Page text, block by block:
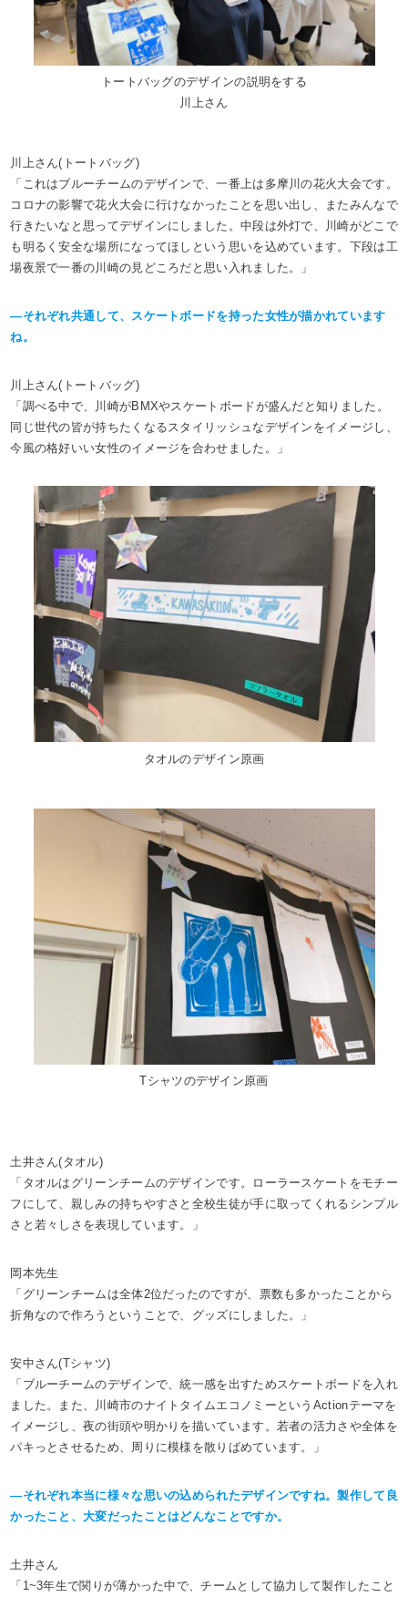
トートバッグのデザインの説明をする
川上さん
川上さん(トートバッグ)
「これはブルーチームのデザインで、一番上は多摩川の花火大会です。
コロナの影響で花火大会に行けなかったことを思い出し、またみんなで
行きたいなと思ってデザインにしました。中段は外灯で、川崎がどこで
も明るく安全な場所になってほしという思いを込めています。下段は工
場夜景で一番の川崎の見どころだと思い入れました。」
―それぞれ共通して、スケートボードを持った女性が描かれています
ね。
川上さん(トートバッグ)
「調べる中で、川崎がBMXやスケートボードが盛んだと知りました。
同じ世代の皆が持ちたくなるスタイリッシュなデザインをイメージし、
今風の格好いい女性のイメージを合わせました。」
タオルのデザイン原画
Tシャツのデザイン原画
土井さん(タオル)
「タオルはグリーンチームのデザインです。ローラースケートをモチー
フにして、親しみの持ちやすさと全校生徒が手に取ってくれるシンプル
さと若々しさを表現しています。」
岡本先生
「グリーンチームは全体2位だったのですが、票数も多かったことから
折角なので作ろうということで、グッズにしました。」
安中さん(Tシャツ)
「ブルーチームのデザインで、統一感を出すためスケートボードを入れ
ました。また、川崎市のナイトタイムエコノミーというActionテーマを
イメージし、夜の街頭や明かりを描いています。若者の活力さや全体を
パキっとさせるため、周りに模様を散りばめています。」
―それぞれ本当に様々な思いの込められたデザインですね。製作して良
かったこと、大変だったことはどんなことですか。
土井さん
「1~3年生で関りが薄かった中で、チームとして協力して製作したこと